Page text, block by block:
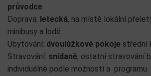
průvodce
Doprava: letecká, na místě lokální
minibusy a lodě
Ubytování: dvoulůžkové pokoje střední
Stravování: snídaně, ostatní stravování
individuálně podle možností a programu